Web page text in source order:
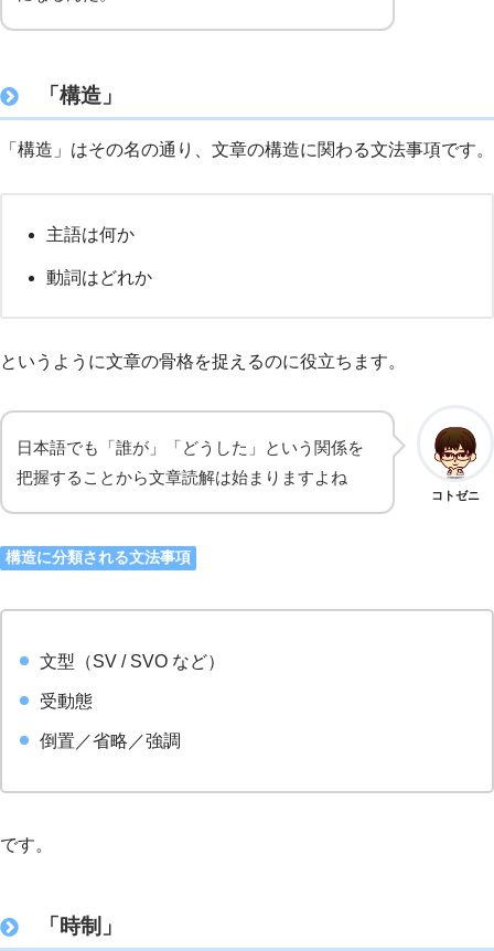
「構造」
「構造」はその名の通り、文章の構造に関わる文法事項です。
主語は何か
動詞はどれか
というように文章の骨格を捉えるのに役立ちます。
コトゼニ
日本語でも「誰が」「どうした」という関係を
把握することから文章読解は始まりますよね
構造に分類される文法事項
文型（SV / SVO など）
受動態
倒置／省略／強調
です。
「時制」